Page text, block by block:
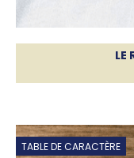
LE
TABLE DE CARACTÈRE